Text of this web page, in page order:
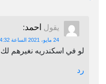
يقول احمد:
24 مايو، 2021 الساعة 4:32 م
لو في اسكندريه نغيرهم لك
رد